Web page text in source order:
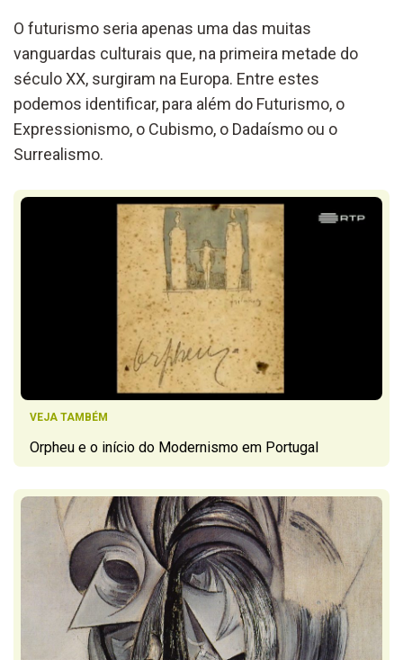
O futurismo seria apenas uma das muitas
vanguardas culturais que, na primeira metade do
século XX, surgiram na Europa. Entre estes
podemos identificar, para além do Futurismo, o
Expressionismo, o Cubismo, o Dadaísmo ou o
Surrealismo.
VEJA TAMBÉM
Orpheu e o início do Modernismo em Portugal